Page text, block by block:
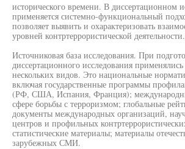
исторического времени. В диссертационном
применяется системно-функциональный
позволяет выявить и охарактеризовать
уровней контртеррористической деятельности.
Источниковая база исследования. При
диссертационного исследования
нескольких видов. Это национальные
включая государственные программы
(РФ, США, Испания, Франция);
сфере борьбы с терроризмом; глобальные
документы международных организаций,
центров и профильных
статистические материалы; материалы
зарубежных СМИ.